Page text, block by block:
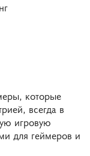
которые
всегда в
игровую
для геймеров и